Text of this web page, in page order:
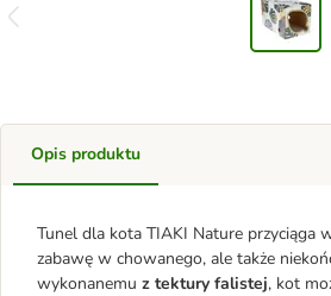
Opis produktu
Tunel dla kota TIAKI Nature przyciąga
zabawę w chowanego, ale także
wykonanemu z tektury falistej, kot